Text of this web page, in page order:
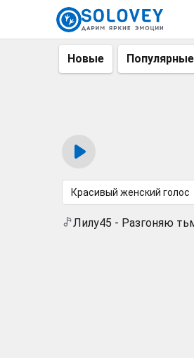
Новые Популярные
Красивый женский голос
Лилу45 - Разгоняю